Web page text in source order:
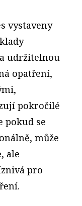
vystaveny
udržitelnou
opatření,
pokročilé
pokud se
může
ale
pro